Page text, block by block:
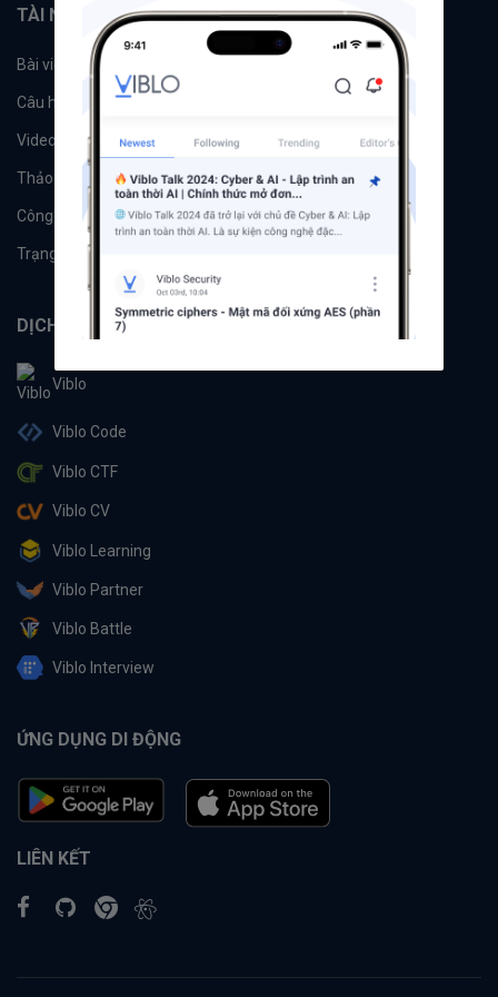
TÀI NGUYÊN
Bài viết
Câu hỏi
Videos Tác giả
Thảo luận Đề xuất hệ thống
Công cụ Machine Learning
Trạng thái hệ thống
DỊCH VỤ
Viblo
Viblo Code
Viblo CTF
Viblo CV
Viblo Learning
Viblo Partner
Viblo Battle
Viblo Interview
ỨNG DỤNG DI ĐỘNG
LIÊN KẾT